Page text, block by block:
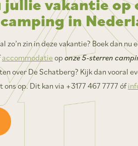
jullie vakantie op
in
zo’n zin in deze vakantie? Boek dan nu
accommodatie op onze 5-sterren
over De Schatberg? Kijk dan vooral
op. Dit kan via +3177 467 7777 óf